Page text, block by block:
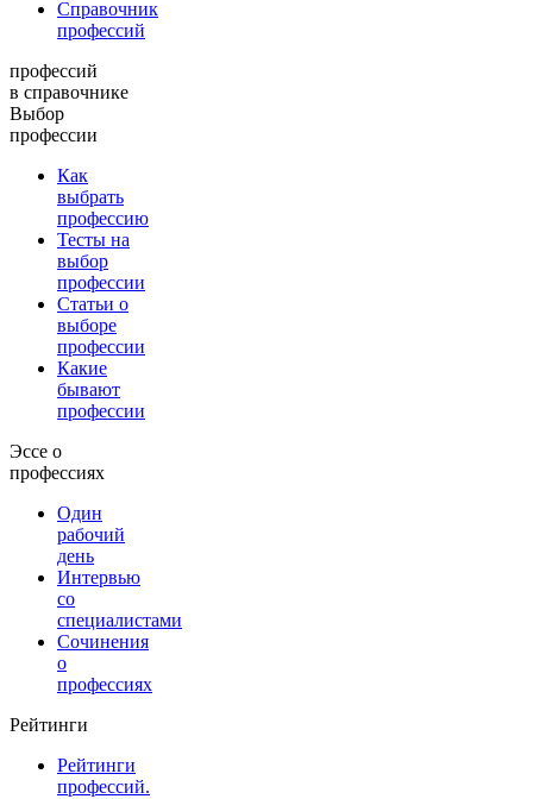
Справочник
профессий
профессий
в справочнике
Выбор
профессии
Как
выбрать
профессию
Тесты на
выбор
профессии
Статьи о
выборе
профессии
Какие
бывают
профессии
Эссе о
профессиях
Один
рабочий
день
Интервью
со
специалистами
Сочинения
о
профессиях
Рейтинги
Рейтинги
профессий.